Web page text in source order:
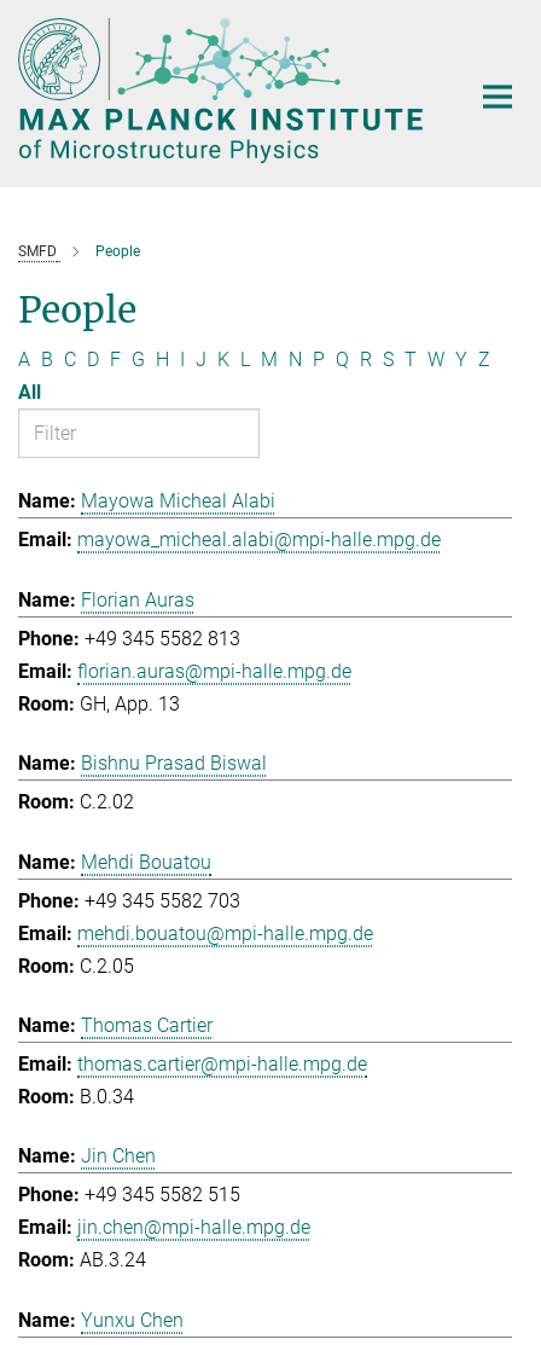
Main-
Content
SMFD People
People
A B C D F G H I J K L M N P Q R S T W Y Z
All
Mayowa Micheal Alabi
mayowa_micheal.alabi@mpi-halle.mpg.de
Florian Auras
+49 345 5582 813
florian.auras@mpi-halle.mpg.de
GH, App. 13
Bishnu Prasad Biswal
C.2.02
Mehdi Bouatou
+49 345 5582 703
mehdi.bouatou@mpi-halle.mpg.de
C.2.05
Thomas Cartier
thomas.cartier@mpi-halle.mpg.de
B.0.34
Jin Chen
+49 345 5582 515
jin.chen@mpi-halle.mpg.de
AB.3.24
Yunxu Chen